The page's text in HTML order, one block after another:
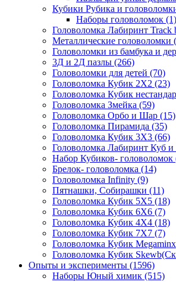
Кубики Рубика и
Наборы головоломок (1)
Головоломка Лабиринт Track
Металлические головоломки
Головоломки из бамбука и
3Д и 2Д пазлы (266)
Головоломки для детей (70)
Головоломка Кубик 2Х2 (23)
Головоломка Кубик
Головоломка Змейка (59)
Головоломка Орбо и Шар (15)
Головоломка Пирамида (35)
Головоломка Кубик 3Х3 (66)
Головоломка Лабиринт Куб
Набор Кубиков- головоломок
Брелок- головоломка (14)
Головоломка Infinity (9)
Пятнашки, Собирашки (11)
Головоломка Кубик 5Х5 (18)
Головоломка Кубик 6Х6 (7)
Головоломка Кубик 4Х4 (18)
Головоломка Кубик 7Х7 (7)
Головоломка Кубик
Головоломка Кубик
Опыты и эксперименты (1596)
Наборы Юный химик (515)